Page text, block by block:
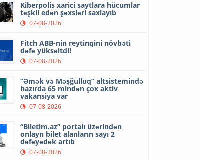
Kiberpolis xarici saytlara hücumlar
təşkil edən şəxsləri saxlayıb
07-08-2026
Fitch ABB-nin reytinqini növbəti
dəfə yüksəltdi!
07-08-2026
“Əmək və Məşğulluq” altsistemində
hazırda 65 mindən çox aktiv
vakansiya var
07-08-2026
“Biletim.az” portalı üzərindən
onlayn bilet alanların sayı 2
dəfəyədək artıb
07-08-2026